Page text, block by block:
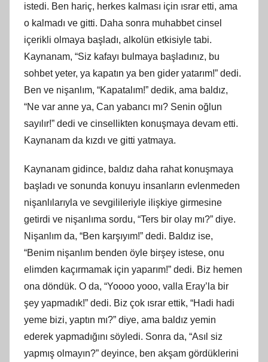
istedi. Ben hariç, herkes kalması için ısrar etti, ama
o kalmadı ve gitti. Daha sonra muhabbet cinsel
içerikli olmaya başladı, alkolün etkisiyle tabi.
Kaynanam, “Siz kafayı bulmaya başladınız, bu
sohbet yeter, ya kapatın ya ben gider yatarım!” dedi.
Ben ve nişanlım, “Kapatalım!” dedik, ama baldız,
“Ne var anne ya, Can yabancı mı? Senin oğlun
sayılır!” dedi ve cinsellikten konuşmaya devam etti.
Kaynanam da kızdı ve gitti yatmaya.
Kaynanam gidince, baldız daha rahat konuşmaya
başladı ve sonunda konuyu insanların evlenmeden
nişanlılarıyla ve sevgilileriyle ilişkiye girmesine
getirdi ve nişanlıma sordu, “Ters bir olay mı?” diye.
Nişanlım da, “Ben karşıyım!” dedi. Baldız ise,
“Benim nişanlım benden öyle birşey istese, onu
elimden kaçırmamak için yaparım!” dedi. Biz hemen
ona döndük. O da, “Yoooo yooo, valla Eray’la bir
şey yapmadık!” dedi. Biz çok ısrar ettik, “Hadi hadi
yeme bizi, yaptın mı?” diye, ama baldız yemin
ederek yapmadığını söyledi. Sonra da, “Asıl siz
yapmış olmayın?” deyince, ben akşam gördüklerini